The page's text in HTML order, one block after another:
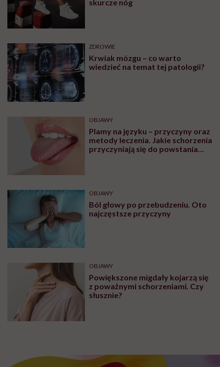
skurcze nóg
ZDROWIE
Krwiak mózgu – co warto
wiedzieć na temat tej patologii?
OBJAWY
Plamy na języku – przyczyny oraz
metody leczenia. Jakie schorzenia
przyczyniają się do powstania
OBJAWY
Ból głowy po przebudzeniu. Oto
najczęstsze przyczyny
OBJAWY
Powiększone migdały kojarzą się
z poważnymi schorzeniami. Czy
słusznie?